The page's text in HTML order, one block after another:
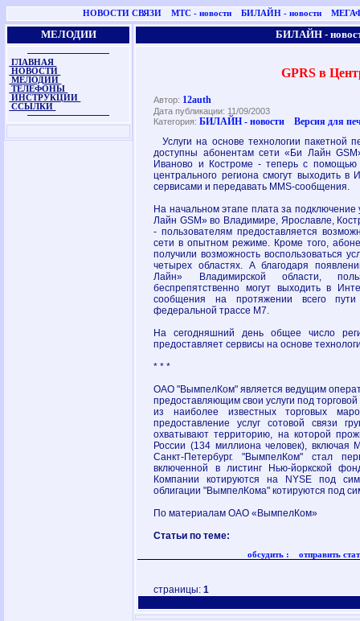
НОВОСТИ СВЯЗИ МТС - новости БИЛАЙН - новости
МЕЛОДИИ
ГЛАВНАЯ
НОВОСТИ
МЕЛОДИИ
ТЕЛЕФОНЫ
ИНСТРУКЦИИ
ССЫЛКИ
БИЛАЙН -
GPRS в
Автор: 12auth
Дата публикации: 11/09/2003
Категория:БИЛАЙН - новости
Версия для
Услуги на основе технологии пакетной
доступны абонентам сети «Би Лайн
Иваново и Костроме - теперь с помощью
центрального региона смогут выходить в
сервисами и передавать MMS-сообщения.
На начальном этапе плата за подключение
Лайн GSM» во Владимире, Ярославле,
- пользователям предоставляется
сети в опытном режиме. Кроме того,
получили возможность воспользоваться
четырех областях. А благодаря
Лайн» Владимирской области,
беспрепятственно могут выходить в
сообщения на протяжении всего
федеральной трассе М7.
На сегодняшний день общее число
предоставляет сервисы на основе
* * *
ОАО "ВымпелКом" является ведущим
предоставляющим свои услуги под
из наиболее известных торговых
предоставление услуг сотовой связи
охватывают территорию, на которой
России (134 миллиона человек), включая
Санкт-Петербург. "ВымпелКом" стал
включенной в листинг Нью-йоркской
Компании котируются на NYSE под
облигации "ВымпелКома" котируются под
По материалам ОАО «ВымпелКом»
Статьи по теме:
обсудить : отправить
страницы:1